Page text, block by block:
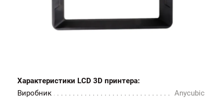
Характеристики LCD 3D принтера:
Виробник
Anycubic